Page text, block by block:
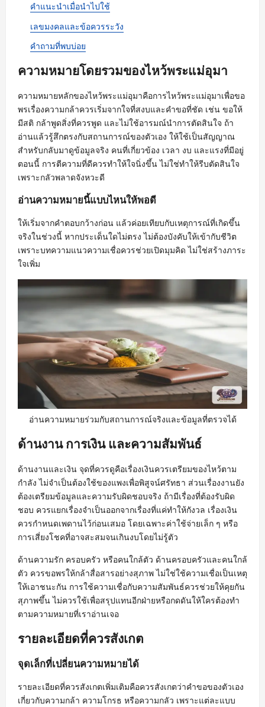
คำแนะนำเมื่อนำไปใช้
เลขมงคลและข้อควรระวัง
คำถามที่พบบ่อย
ความหมายโดยรวมของไหว้พระแม่อุมา
ความหมายหลักของไหว้พระแม่อุมาคือการไหว้พระแม่อุมาเพื่อขอ
พรเรื่องความกล้าควรเริ่มจากใจที่สงบและคำขอที่ชัด เช่น ขอให้
มีสติ กล้าพูดสิ่งที่ควรพูด และไม่ใช้อารมณ์นำการตัดสินใจ ถ้า
อ่านแล้วรู้สึกตรงกับสถานการณ์ของตัวเอง ให้ใช้เป็นสัญญาณ
สำหรับกลับมาดูข้อมูลจริง คนที่เกี่ยวข้อง เวลา งบ และแรงที่มีอยู่
ตอนนี้ การตีความที่ดีควรทำให้ใจนิ่งขึ้น ไม่ใช่ทำให้รีบตัดสินใจ
เพราะกลัวพลาดจังหวะดี
อ่านความหมายนี้แบบไหนให้พอดี
ให้เริ่มจากคำตอบกว้างก่อน แล้วค่อยเทียบกับเหตุการณ์ที่เกิดขึ้น
จริงในช่วงนี้ หากประเด็นใดไม่ตรง ไม่ต้องบังคับให้เข้ากับชีวิต
เพราะบทความแนวความเชื่อควรช่วยเปิดมุมคิด ไม่ใช่สร้างภาระ
ใจเพิ่ม
อ่านความหมายร่วมกับสถานการณ์จริงและข้อมูลที่ตรวจได้
ด้านงาน การเงิน และความสัมพันธ์
ด้านงานและเงิน จุดที่ควรดูคือเรื่องเงินควรเตรียมของไหว้ตาม
กำลัง ไม่จำเป็นต้องใช้ของแพงเพื่อพิสูจน์ศรัทธา ส่วนเรื่องงานยัง
ต้องเตรียมข้อมูลและความรับผิดชอบจริง ถ้ามีเรื่องที่ต้องรับผิด
ชอบ ควรแยกเรื่องจำเป็นออกจากเรื่องที่แค่ทำให้กังวล เรื่องเงิน
ควรกำหนดเพดานไว้ก่อนเสมอ โดยเฉพาะค่าใช้จ่ายเล็ก ๆ หรือ
การเสี่ยงโชคที่อาจสะสมจนเกินงบโดยไม่รู้ตัว
ด้านความรัก ครอบครัว หรือคนใกล้ตัว ด้านครอบครัวและคนใกล้
ตัว ควรขอพรให้กล้าสื่อสารอย่างสุภาพ ไม่ใช่ใช้ความเชื่อเป็นเหตุ
ให้เอาชนะกัน การใช้ความเชื่อกับความสัมพันธ์ควรช่วยให้คุยกัน
สุภาพขึ้น ไม่ควรใช้เพื่อสรุปแทนอีกฝ่ายหรือกดดันให้ใครต้องทำ
ตามความหมายที่เราอ่านเจอ
รายละเอียดที่ควรสังเกต
จุดเล็กที่เปลี่ยนความหมายได้
รายละเอียดที่ควรสังเกตเพิ่มเติมคือควรสังเกตว่าคำขอของตัวเอง
เกี่ยวกับความกล้า ความโกรธ หรือความกลัว เพราะแต่ละแบบ